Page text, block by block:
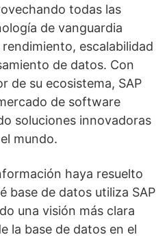
todas las
de vanguardia
escalabilidad
de datos. Con
de su ecosistema, SAP
de software
soluciones innovadoras
mundo.
haya resuelto
base de datos utiliza SAP
una visión más clara
la base de datos en el